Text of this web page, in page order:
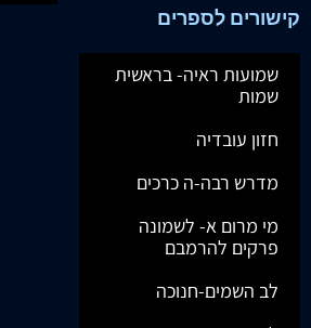
קישורים לספרים
שמועות ראיה- בראשית
שמות
חזון עובדיה
מדרש רבה-ה כרכים
מי מרום א- לשמונה
פרקים להרמבם
לב השמים-חנוכה